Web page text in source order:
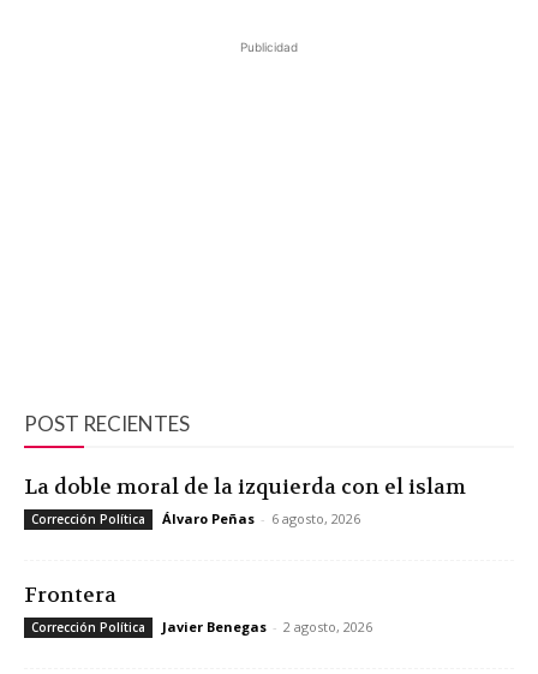
Publicidad
POST RECIENTES
La doble moral de la izquierda con el islam
Corrección Política Álvaro Peñas - 6 agosto, 2026
Frontera
Corrección Política Javier Benegas - 2 agosto, 2026